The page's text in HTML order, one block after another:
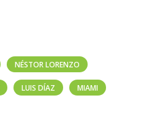
NÉSTOR LORENZO
LUIS DÍAZ MIAMI